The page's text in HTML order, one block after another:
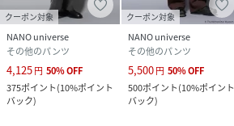
クーポン対象
NANO universe
その他のパンツ
4,125円 50%OFF
375ポイント(10%ポイント
バック)
クーポン対象
NANO universe
その他のパンツ
5,500円 50%OFF
500ポイント(10%ポイント
バック)